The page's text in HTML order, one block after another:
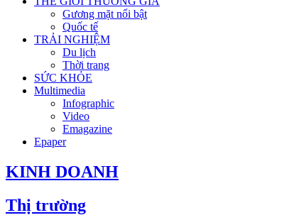
Gương mặt nổi bật
Quốc tế
TRẢI NGHIỆM
Du lịch
Thời trang
SỨC KHỎE
Multimedia
Infographic
Video
Emagazine
Epaper
KINH DOANH
Thị trường